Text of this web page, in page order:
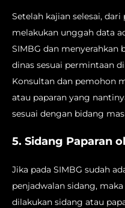
Setelah kajian selesai,
melakukan unggah data
SIMBG dan menyerahkan
dinas sesuai permintaan
Konsultan dan pemohon
atau paparan yang
sesuai dengan bidang
5. Sidang Paparan
Jika pada SIMBG sudah
penjadwalan sidang,
dilakukan sidang atau